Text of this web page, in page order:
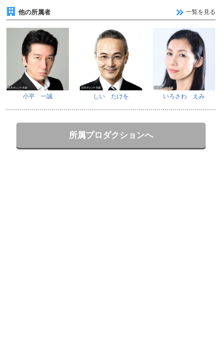
他の所属者 一覧を見る
小平 一誠 しい たけを いろさわ えみ
所属プロダクションへ